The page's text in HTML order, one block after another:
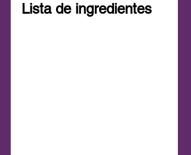
Lista de ingredientes